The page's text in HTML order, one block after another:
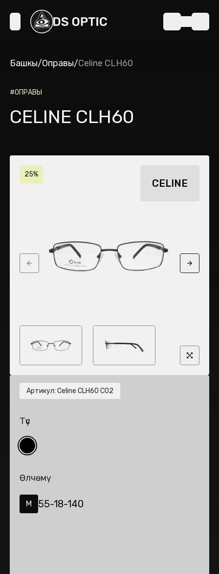
Башкы/Оправы/Celine CLH60
#ОПРАВЫ
CELINE CLH60
25%
CELINE
Previous slide Next
Артикул: Celine CLH60 C02
Түс
Өлчөмү
M 55-18-140